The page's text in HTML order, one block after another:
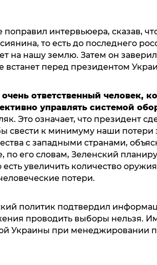
интервьюера, сказав,
то есть до последнего
на нашу землю. Затем он
встанет перед президентом
ответственный человек,
управлять системой
Это означает, что президент
свести к минимуму наши потери
с западными странами,
по его словам, Зеленский
увеличить количество
потери.
политик подтвердил
проводить выборы нельзя.
Украины при менеджировании